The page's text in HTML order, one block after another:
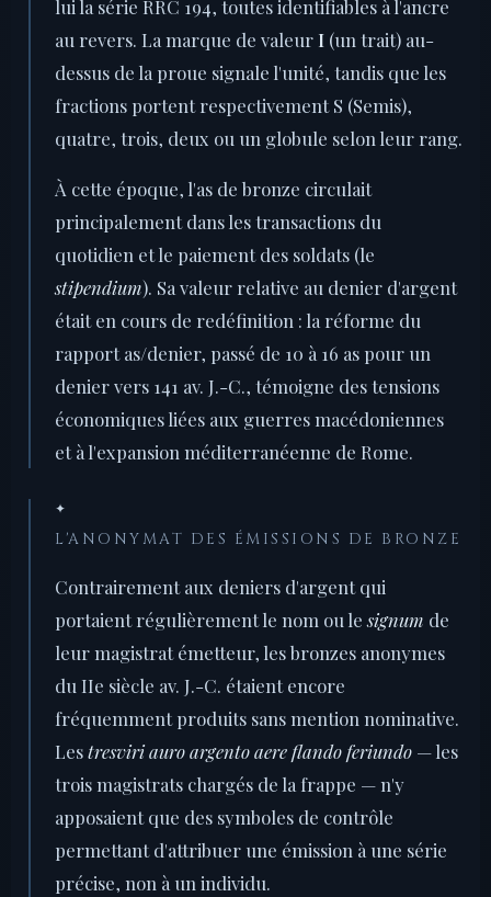
lui la série RRC 194, toutes identifiables à l'ancre
au revers. La marque de valeur I (un trait) au-
dessus de la proue signale l'unité, tandis que les
fractions portent respectivement S (Semis),
quatre, trois, deux ou un globule selon leur rang.
À cette époque, l'as de bronze circulait
principalement dans les transactions du
quotidien et le paiement des soldats (le
stipendium). Sa valeur relative au denier d'argent
était en cours de redéfinition : la réforme du
rapport as/denier, passé de 10 à 16 as pour un
denier vers 141 av. J.-C., témoigne des tensions
économiques liées aux guerres macédoniennes
et à l'expansion méditerranéenne de Rome.
✦
L'ANONYMAT DES ÉMISSIONS DE BRONZE
Contrairement aux deniers d'argent qui
portaient régulièrement le nom ou lesignum de
leur magistrat émetteur, les bronzes anonymes
du IIe siècle av. J.-C. étaient encore
fréquemment produits sans mention nominative.
Lestresviri auro argento aere flando feriundo — les
trois magistrats chargés de la frappe — n'y
apposaient que des symboles de contrôle
permettant d'attribuer une émission à une série
précise, non à un individu.